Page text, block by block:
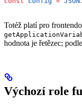
Totéž platí pro
hodnota je řetězec;
Výchozí role